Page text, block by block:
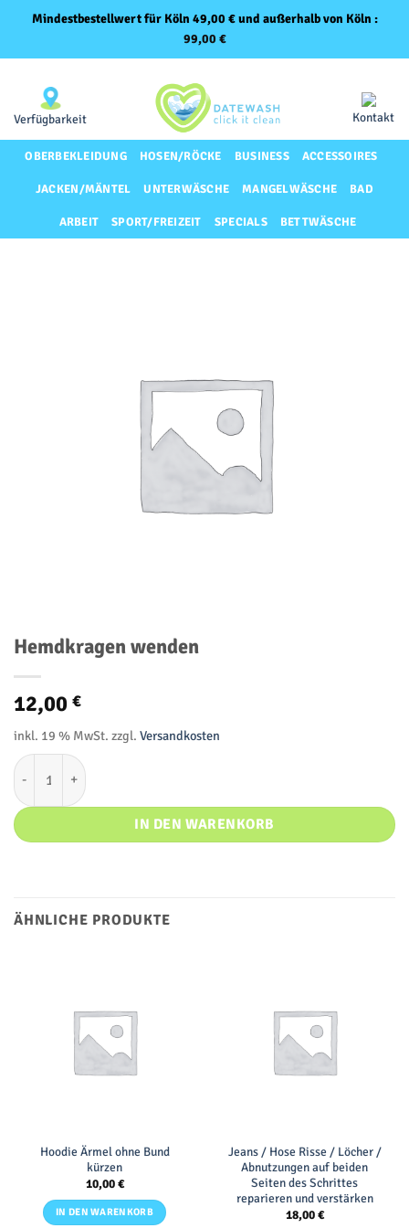
Mindestbestellwert für Köln 49,00 € und außerhalb von Köln :
99,00 €
springen
Verfügbarkeit Kontakt
OBERBEKLEIDUNG HOSEN/RÖCKE BUSINESS ACCESSOIRES
JACKEN/MÄNTEL UNTERWÄSCHE MANGELWÄSCHE BAD
ARBEIT SPORT/FREIZEIT SPECIALS BETTWÄSCHE
Hemdkragen wenden
12,00 €
inkl. 19 % MwSt. zzgl. Versandkosten
Hemdkragen wenden Menge
IN DEN WARENKORB
ÄHNLICHE PRODUKTE
Hoodie Ärmel ohne Bund
kürzen
10,00€
IN DEN WARENKORB
Jeans / Hose Risse / Löcher /
Abnutzungen auf beiden
Seiten des Schrittes
reparieren und verstärken
18,00€